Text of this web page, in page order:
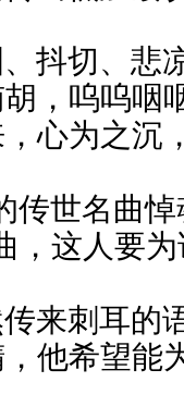
抖切、悲
，呜呜咽
心为之沉
世名曲悼
，这人要
来刺耳的
他希望能